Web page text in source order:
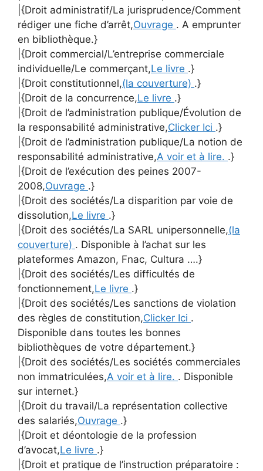
|{Droit administratif/La jurisprudence/Comment
rédiger une fiche d’arrêt,Ouvrage . A emprunter
en bibliothèque.}
|{Droit commercial/L’entreprise commerciale
individuelle/Le commerçant,Le livre .}
|{Droit constitutionnel,(la couverture) .}
|{Droit de la concurrence,Le livre .}
|{Droit de l’administration publique/Évolution de
la responsabilité administrative,Clicker Ici .}
|{Droit de l’administration publique/La notion de
responsabilité administrative,A voir et à lire. .}
|{Droit de l’exécution des peines 2007-
2008,Ouvrage .}
|{Droit des sociétés/La disparition par voie de
dissolution,Le livre .}
|{Droit des sociétés/La SARL unipersonnelle,(la
couverture) . Disponible à l’achat sur les
plateformes Amazon, Fnac, Cultura ….}
|{Droit des sociétés/Les difficultés de
fonctionnement,Le livre .}
|{Droit des sociétés/Les sanctions de violation
des règles de constitution,Clicker Ici .
Disponible dans toutes les bonnes
bibliothèques de votre département.}
|{Droit des sociétés/Les sociétés commerciales
non immatriculées,A voir et à lire. . Disponible
sur internet.}
|{Droit du travail/La représentation collective
des salariés,Ouvrage .}
|{Droit et déontologie de la profession
d’avocat,Le livre .}
|{Droit et pratique de l’instruction préparatoire :